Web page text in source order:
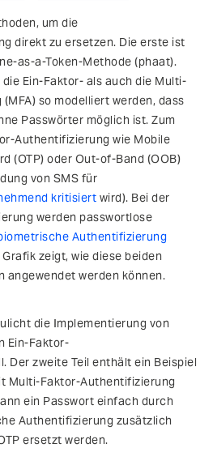
um die
direkt zu ersetzen. Die erste ist
as-a-Token-Methode (phaat).
Ein-Faktor- als auch die Multi-
so modelliert werden, dass
Passwörter möglich ist. Zum
Authentifizierung wie Mobile
(OTP) oder Out-of-Band (OOB)
von SMS für
kritisiert wird). Bei der
werden passwortlose
Authentifizierung
zeigt, wie diese beiden
angewendet werden können.
die Implementierung von
Ein-Faktor-
Der zweite Teil enthält ein Beispiel
Multi-Faktor-Authentifizierung
ein Passwort einfach durch
Authentifizierung zusätzlich
ersetzt werden.